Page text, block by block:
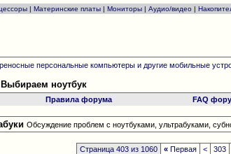
| Материнские платы | Мониторы | Аудио/видео |
персональные компьютеры и другие мобильные
Выбираем ноутбук
Правила форума FAQ
Обсуждение проблем с ноутбуками, ультрабуками,
Страница 403 из 1060 « Первая < 303